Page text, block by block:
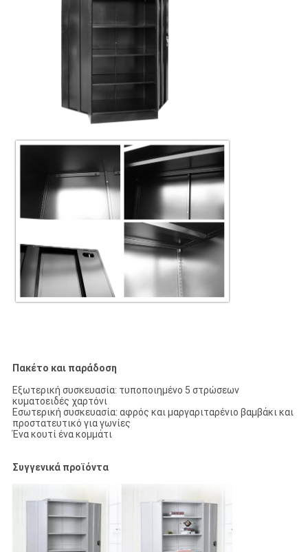
Πακέτο και παράδοση
Εξωτερική συσκευασία: τυποποιημένο 5 στρώσεων
κυματοειδές χαρτόνι
Εσωτερική συσκευασία: αφρός και μαργαριταρένιο βαμβάκι και
προστατευτικό για γωνίες
Ένα κουτί ένα κομμάτι
Συγγενικά προϊόντα